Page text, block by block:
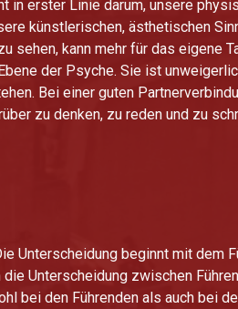
in erster Linie darum, unsere
künstlerischen, ästhetischen
sehen, kann mehr für das eigene
der Psyche. Sie ist
Bei einer guten
zu denken, zu reden und zu
Unterscheidung beginnt mit dem
Unterscheidung zwischen
bei den Führenden als auch bei